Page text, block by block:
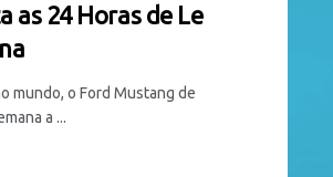
as 24 Horas de Le
mundo, o Ford Mustang de
a ...